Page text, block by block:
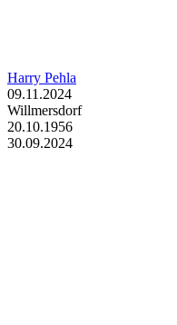
Harry Pehla
09.11.2024
Willmersdorf
20.10.1956
30.09.2024